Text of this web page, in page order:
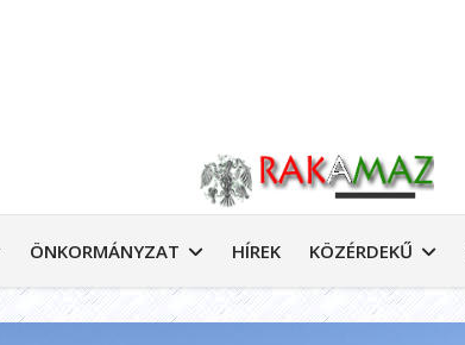
ÖNKORMÁNYZAT HÍREK KÖZÉRDEKŰ